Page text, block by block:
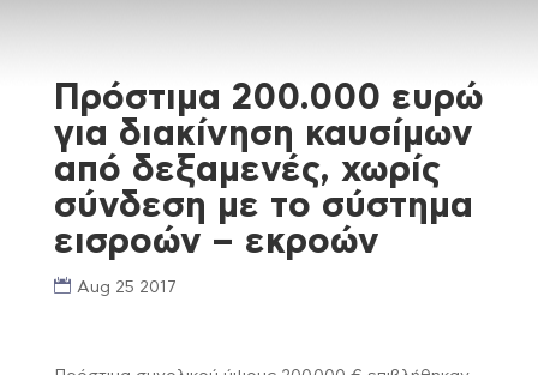
Πρόστιμα 200.000 ευρώ
για διακίνηση καυσίμων
από δεξαμενές, χωρίς
σύνδεση με το σύστημα
εισροών – εκροών
Aug 25 2017